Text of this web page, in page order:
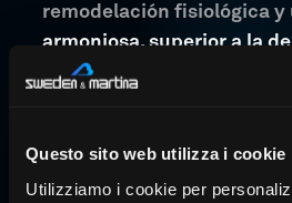
Questo sito web utilizza i cookie
Utilizziamo i cookie per
remodelación fisiológica y
armoniosa, superior a la
sintéticos
. La elevada
osteoclástica y favorecen
nuevo tejido óseo. El